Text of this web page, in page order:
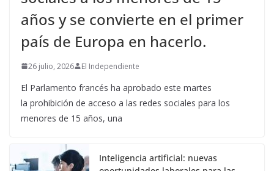
años y se convierte en el primer
país de Europa en hacerlo.
26 julio, 2026 El Independiente
El Parlamento francés ha aprobado este martes
la prohibición de acceso a las redes sociales para los
menores de 15 años, una
Inteligencia artificial: nuevas